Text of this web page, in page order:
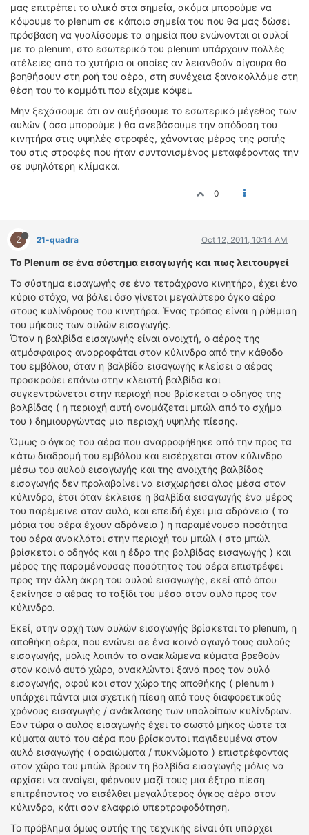
μας επιτρέπει το υλικό στα σημεία, ακόμα μπορούμε να
κόψουμε το plenum σε κάποιο σημεία του που θα μας δώσει
πρόσβαση να γυαλίσουμε τα σημεία που ενώνονται οι αυλοί
με το plenum, στο εσωτερικό του plenum υπάρχουν πολλές
ατέλειες από το χυτήριο οι οποίες αν λειανθούν σίγουρα θα
βοηθήσουν στη ροή του αέρα, στη συνέχεια ξανακολλάμε στη
θέση του το κομμάτι που είχαμε κόψει.
Μην ξεχάσουμε ότι αν αυξήσουμε το εσωτερικό μέγεθος των
αυλών ( όσο μπορούμε ) θα ανεβάσουμε την απόδοση του
κινητήρα στις υψηλές στροφές, χάνοντας μέρος της ροπής
του στις στροφές που ήταν συντονισμένος μεταφέροντας την
σε υψηλότερη κλίμακα.
0
2 21-quadra Oct 12, 2011, 10:14 AM
Το Plenum σε ένα σύστημα εισαγωγής και πως λειτουργεί
Το σύστημα εισαγωγής σε ένα τετράχρονο κινητήρα, έχει ένα
κύριο στόχο, να βάλει όσο γίνεται μεγαλύτερο όγκο αέρα
στους κυλίνδρους του κινητήρα. Ένας τρόπος είναι η ρύθμιση
του μήκους των αυλών εισαγωγής.
Όταν η βαλβίδα εισαγωγής είναι ανοιχτή, ο αέρας της
ατμόσφαιρας αναρροφάται στον κύλινδρο από την κάθοδο
του εμβόλου, όταν η βαλβίδα εισαγωγής κλείσει ο αέρας
προσκρούει επάνω στην κλειστή βαλβίδα και
συγκεντρώνεται στην περιοχή που βρίσκεται ο οδηγός της
βαλβίδας ( η περιοχή αυτή ονομάζεται μπώλ από το σχήμα
του ) δημιουργώντας μια περιοχή υψηλής πίεσης.
Όμως ο όγκος του αέρα που αναρροφήθηκε από την προς τα
κάτω διαδρομή του εμβόλου και εισέρχεται στον κύλινδρο
μέσω του αυλού εισαγωγής και της ανοιχτής βαλβίδας
εισαγωγής δεν προλαβαίνει να εισχωρήσει όλος μέσα στον
κύλινδρο, έτσι όταν έκλεισε η βαλβίδα εισαγωγής ένα μέρος
του παρέμεινε στον αυλό, και επειδή έχει μια αδράνεια ( τα
μόρια του αέρα έχουν αδράνεια ) η παραμένουσα ποσότητα
του αέρα ανακλάται στην περιοχή του μπώλ ( στο μπώλ
βρίσκεται ο οδηγός και η έδρα της βαλβίδας εισαγωγής ) και
μέρος της παραμένουσας ποσότητας του αέρα επιστρέφει
προς την άλλη άκρη του αυλού εισαγωγής, εκεί από όπου
ξεκίνησε ο αέρας το ταξίδι του μέσα στον αυλό προς τον
κύλινδρο.
Εκεί, στην αρχή των αυλών εισαγωγής βρίσκεται το plenum, η
αποθήκη αέρα, που ενώνει σε ένα κοινό αγωγό τους αυλούς
εισαγωγής, μόλις λοιπόν τα ανακλώμενα κύματα βρεθούν
στον κοινό αυτό χώρο, ανακλώνται ξανά προς τον αυλό
εισαγωγής, αφού και στον χώρο της αποθήκης ( plenum )
υπάρχει πάντα μια σχετική πίεση από τους διαφορετικούς
χρόνους εισαγωγής / ανάκλασης των υπολοίπων κυλίνδρων.
Εάν τώρα ο αυλός εισαγωγής έχει το σωστό μήκος ώστε τα
κύματα αυτά του αέρα που βρίσκονται παγιδευμένα στον
αυλό εισαγωγής ( αραιώματα / πυκνώματα ) επιστρέφοντας
στον χώρο του μπώλ βρουν τη βαλβίδα εισαγωγής μόλις να
αρχίσει να ανοίγει, φέρνουν μαζί τους μια έξτρα πίεση
επιτρέποντας να εισέλθει μεγαλύτερος όγκος αέρα στον
κύλινδρο, κάτι σαν ελαφριά υπερτροφοδότηση.
Το πρόβλημα όμως αυτής της τεχνικής είναι ότι υπάρχει